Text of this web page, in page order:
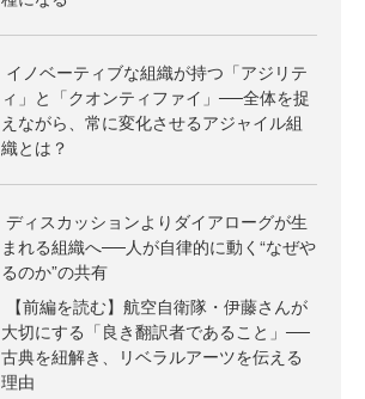
イノベーティブな組織が持つ「アジリテ
ィ」と「クオンティファイ」──全体を捉
えながら、常に変化させるアジャイル組
織とは？
ディスカッションよりダイアローグが生
まれる組織へ──人が自律的に動く“なぜや
るのか”の共有
【前編を読む】航空自衛隊・伊藤さんが
大切にする「良き翻訳者であること」──
古典を紐解き、リベラルアーツを伝える
理由